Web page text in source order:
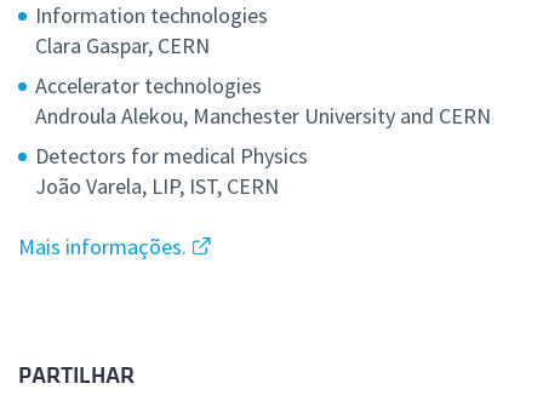
Information technologies
Clara Gaspar, CERN
Accelerator technologies
Androula Alekou, Manchester University and CERN
Detectors for medical Physics
João Varela, LIP, IST, CERN
Mais informações.
PARTILHAR